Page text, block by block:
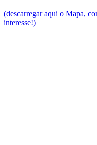
(descarregar aqui o Mapa,
interesse!)